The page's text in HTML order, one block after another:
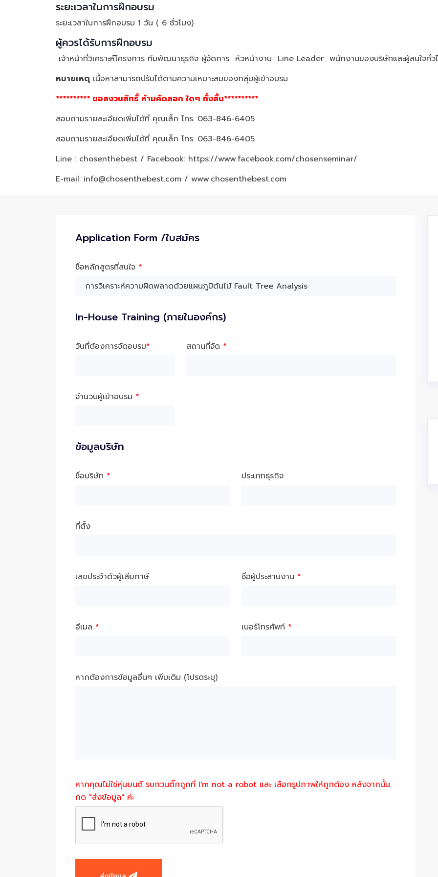
ระยะเวลาในการฝึกอบรม
ระยะเวลาในการฝึกอบรม 1 วัน ( 6 ชั่วโมง)
ผู้ควรได้รับการฝึกอบรม
เจ้าหน้าที่วิเคราะห์โครงการ ทีมพัฒนาธุรกิจ ผู้จัดการ หัวหน้างาน Line Leader พนักงานของบริษัทและผู้สนใจทั่ว
หมายเหตุ เนื้อหาสามารถปรับได้ตามความเหมาะสมของกลุ่มผู้เข้าอบรม
********** ขอสงวนสิทธิ์ ห้ามคัดลอก ใดๆ ทั้งสิ้น**********
สอบถามรายละเอียดเพิ่มได้ที่ คุณเล็ก โทร. 063-846-6405
สอบถามรายละเอียดเพิ่มได้ที่ คุณเล็ก โทร. 063-846-6405
Line : chosenthebest / Facebook: https://www.facebook.com/chosenseminar/
E-mail: info@chosenthebest.com / www.chosenthebest.com
Application Form /ใบสมัคร
ชื่อหลักสูตรที่สนใจ *
In-House Training (ภายในองค์กร)
วันที่ต้องการจัดอบรม* สถานที่จัด *
จำนวนผู้เข้าอบรม *
ข้อมูลบริษัท
ชื่อบริษัท * ประเภทธุรกิจ
ที่ตั้ง
เลขประจำตัวผู้เสียภาษี ชื่อผู้ประสานงาน *
อีเมล * เบอร์โทรศัพท์ *
หากต้องการข้อมูลอื่นๆ เพิ่มเติม (โปรดระบุ)
หากคุณไม่ใช่หุ่นยนต์ รบกวนติ๊กถูกที่ I'm not a robot และ เลือกรูปภาพให้ถูกต้อง หลังจากนั้น
กด "ส่งข้อมูล" ค่ะ